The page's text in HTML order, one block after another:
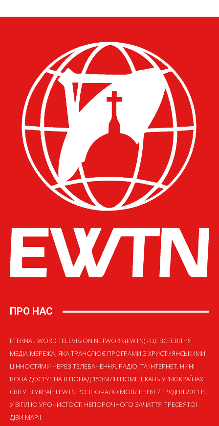
ПРО НАС
ETERNAL WORD TELEVISION NETWORK (EWTN) - ЦЕ ВСЕСВІТНЯ
МЕДІА-МЕРЕЖА, ЯКА ТРАНСЛЮЄ ПРОГРАМИ З ХРИСТИЯНСЬКИМИ
ЦІННОСТЯМИ ЧЕРЕЗ ТЕЛЕБАЧЕННЯ, РАДІО, ТА ІНТЕРНЕТ. НИНІ
ВОНА ДОСТУПНА В ПОНАД 150 МЛН ПОМЕШКАНЬ У 140 КРАЇНАХ
СВІТУ. В УКРАЇНІ EWTN РОЗПОЧАЛО МОВЛЕННЯ 7 ГРУДНЯ 2011 Р.,
У ВІГІЛІЮ УРОЧИСТОСТІ НЕПОРОЧНОГО ЗАЧАТТЯ ПРЕСВЯТОЇ
ДІВИ МАРІЇ.